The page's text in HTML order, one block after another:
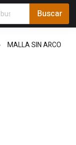
MALLA SIN ARCO